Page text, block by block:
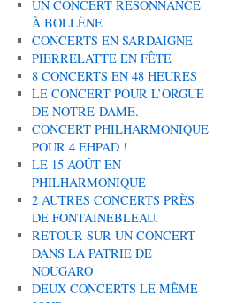
UN CONCERT RÉSONNANCE
À BOLLÈNE
CONCERTS EN SARDAIGNE
PIERRELATTE EN FÊTE
8 CONCERTS EN 48 HEURES
LE CONCERT POUR L’ORGUE
DE NOTRE-DAME.
CONCERT PHILHARMONIQUE
POUR 4 EHPAD !
LE 15 AOÛT EN
PHILHARMONIQUE
2 AUTRES CONCERTS PRÈS
DE FONTAINEBLEAU.
RETOUR SUR UN CONCERT
DANS LA PATRIE DE
NOUGARO
DEUX CONCERTS LE MÊME